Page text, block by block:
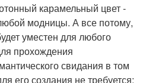
карамельный цвет -
модницы. А все потому,
уместен для любого
прохождения
свидания в том
его создания не требуется: